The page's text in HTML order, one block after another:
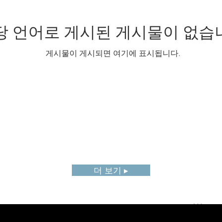
언어로 게시된 게시물이 없습
게시물이 게시되면 여기에 표시됩니다.
더 보기 ▸
AU